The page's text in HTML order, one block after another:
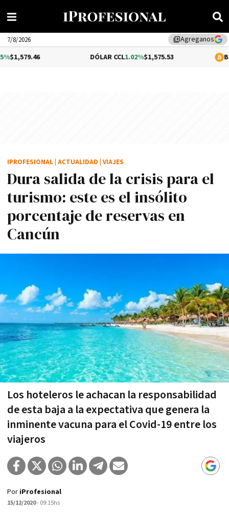
library_addAgreganos
7/8/2026
1.02%$1,575.53 -0.2%
Dura salida de la crisis para el
turismo: este es el insólito
porcentaje de reservas en
Cancún
Los hoteleros le achacan la responsabilidad
de esta baja a la expectativa que genera la
inminente vacuna para el Covid-19 entre los
viajeros
IPROFESIONAL ACTUALIDAD VIAJES
Por iProfesional
15/12/2020- 09:15hs